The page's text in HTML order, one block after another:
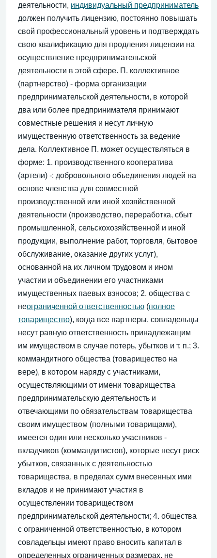
деятельности, индивидуальный предприниматель
должен получить лицензию, постоянно повышать
свой профессиональный уровень и подтверждать
свою квалификацию для продления лицензии на
осуществление предпринимательской
деятельности в этой сфере. П. коллективное
(партнерство) - форма организации
предпринимательской деятельности, в которой
два или более предпринимателя принимают
совместные решения и несут личную
имущественную ответственность за ведение
дела. Коллективное П. может осуществляться в
форме: 1. производственного кооператива
(артели) -: добровольного объединения людей на
основе членства для совместной
производственной или иной хозяйственной
деятельности (производство, переработка, сбыт
промышленной, сельскохозяйственной и иной
продукции, выполнение работ, торговля, бытовое
обслуживание, оказание других услуг),
основанной на их личном трудовом и ином
участии и объединении его участниками
имущественных паевых взносов; 2. общества с
неограниченной ответственностью (полное
товарищество), когда все партнеры, совладельцы
несут равную ответственность принадлежащим
им имуществом в случае потерь, убытков и т. п.; 3.
коммандитного общества (товарищество на
вере), в котором наряду с участниками,
осуществляющими от имени товарищества
предпринимательскую деятельность и
отвечающими по обязательствам товарищества
своим имуществом (полными товарищами),
имеется один или несколько участников -
вкладчиков (коммандитистов), которые несут риск
убытков, связанных с деятельностью
товарищества, в пределах сумм внесенных ими
вкладов и не принимают участия в
осуществлении товариществом
предпринимательской деятельности; 4. общества
с ограниченной ответственностью, в котором
совладельцы имеют право вносить капитал в
определенных ограниченных размерах, не